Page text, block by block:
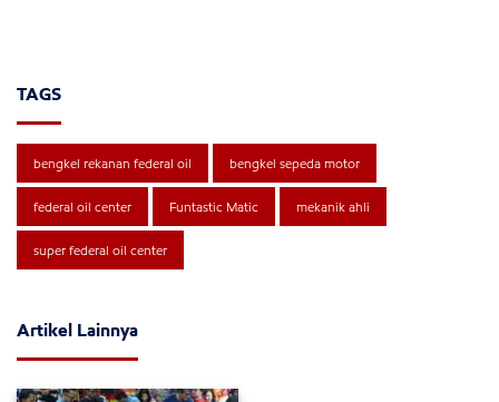
TAGS
bengkel rekanan federal oil bengkel sepeda motor
federal oil center Funtastic Matic mekanik ahli
super federal oil center
Artikel Lainnya